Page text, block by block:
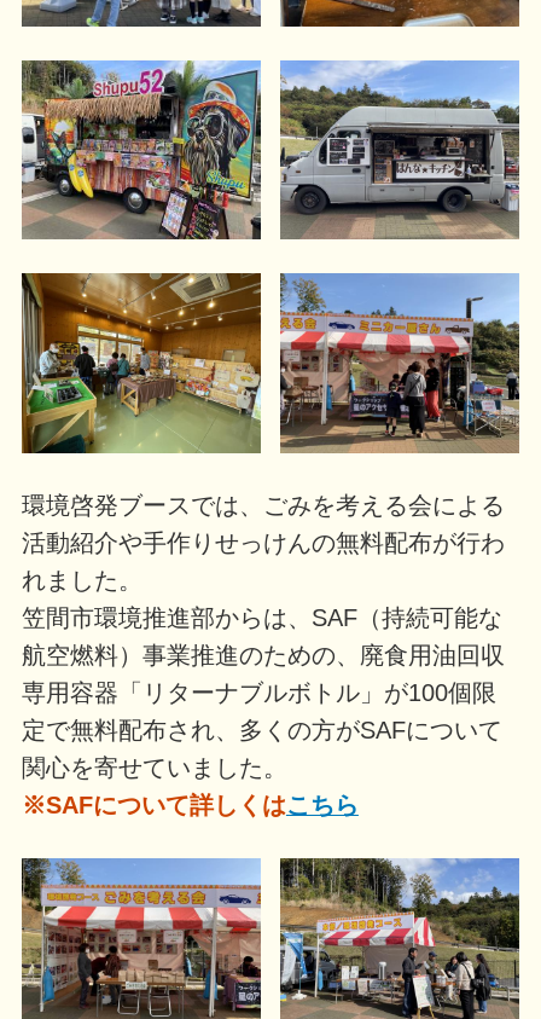
環境啓発ブースでは、ごみを考える会による
活動紹介や手作りせっけんの無料配布が行わ
れました。
笠間市環境推進部からは、SAF（持続可能な
航空燃料）事業推進のための、廃食用油回収
専用容器「リターナブルボトル」が100個限
定で無料配布され、多くの方がSAFについて
関心を寄せていました。
※SAFについて詳しくはこちら